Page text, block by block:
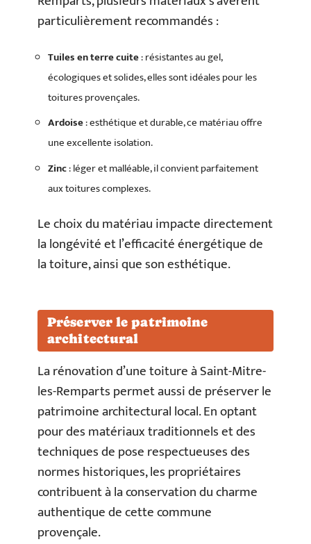
particulièrement recommandés :
Tuiles en terre cuite: résistantes au gel,
écologiques et solides, elles sont idéales pour les
toitures provençales.
Ardoise: esthétique et durable, ce matériau offre
une excellente isolation.
Zinc: léger et malléable, il convient parfaitement
aux toitures complexes.
Le choix du matériau impacte directement
la longévité et l’efficacité énergétique de
la toiture, ainsi que son esthétique.
Préserver le patrimoine
architectural
La rénovation d’une toiture à Saint-Mitre-
les-Remparts permet aussi de préserver le
patrimoine architectural local. En optant
pour des matériaux traditionnels et des
techniques de pose respectueuses des
normes historiques, les propriétaires
contribuent à la conservation du charme
authentique de cette commune
provençale.